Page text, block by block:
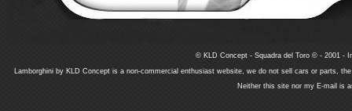
© KLD Concept - Squadra del Toro © - 2001 -
Lamborghini by KLD Concept is a non-commercial enthusiast website, we do not sell cars or parts,
Neither this site nor my E-mail is